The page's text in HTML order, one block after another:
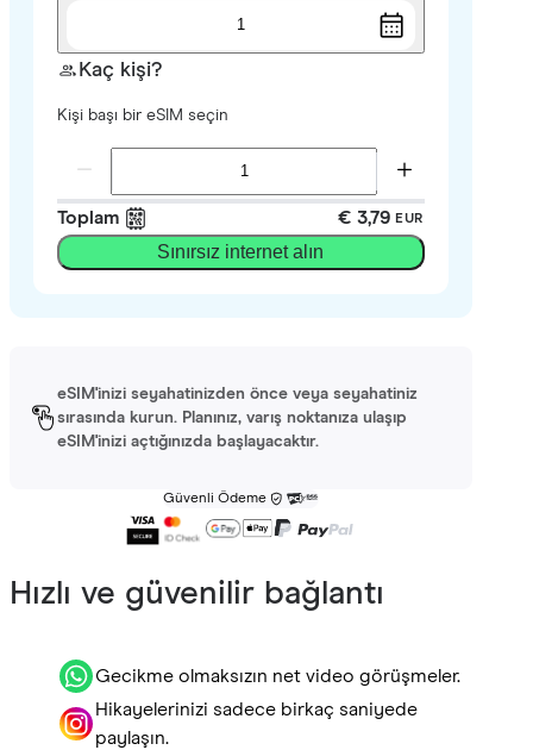
1
Kaç kişi?
Kişi başı bir eSIM seçin
Toplam € 3,79 EUR
Sınırsız internet alın
eSIM'inizi seyahatinizden önce veya seyahatiniz
sırasında kurun. Planınız, varış noktanıza ulaşıp
eSIM'inizi açtığınızda başlayacaktır.
Güvenli Ödeme
Hızlı ve güvenilir bağlantı
Gecikme olmaksızın net video görüşmeler.
Hikayelerinizi sadece birkaç saniyede
paylaşın.